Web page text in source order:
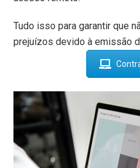
Tudo isso para garantir que
prejuízos devido à emissão